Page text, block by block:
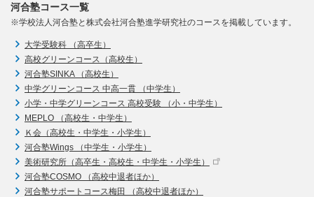
河合塾コース一覧
※学校法人河合塾と株式会社河合塾進学研究社のコースを掲載しています。
大学受験科 （高卒生）
高校グリーンコース（高校生）
河合塾SINKA （高校生）
中学グリーンコース 中高一貫 （中学生）
小学・中学グリーンコース 高校受験 （小・中学生）
MEPLO （高校生・中学生）
Ｋ会（高校生・中学生・小学生）
河合塾Wings （中学生・小学生）
美術研究所（高卒生・高校生・中学生・小学生）
河合塾COSMO （高校中退者ほか）
河合塾サポートコース梅田 （高校中退者ほか）